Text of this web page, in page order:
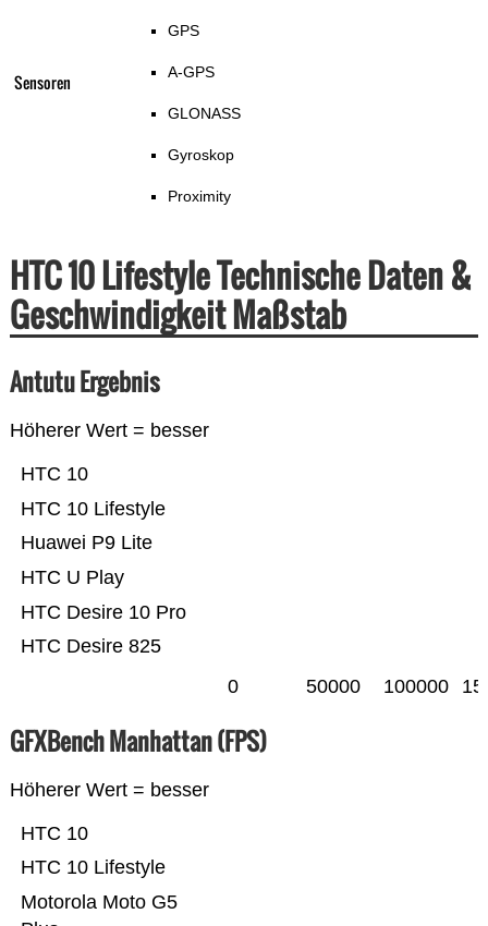
Sensoren
GPS
A-GPS
GLONASS
Gyroskop
Proximity
HTC 10 Lifestyle Technische Daten &
Geschwindigkeit Maßstab
Antutu Ergebnis
Höherer Wert = besser
HTC Desire 825
HTC Desire 10 Pro
HTC U Play
Huawei P9 Lite
HTC 10 Lifestyle
HTC 10
0 50000 100000
GFXBench Manhattan (FPS)
Höherer Wert = besser
Motorola Moto G5
HTC 10 Lifestyle
HTC 10